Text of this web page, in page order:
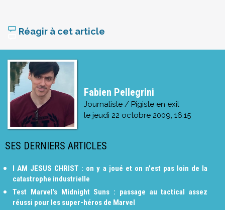
Réagir à cet article
Fabien Pellegrini
Journaliste / Pigiste en exil
le jeudi 22 octobre 2009, 16:15
SES DERNIERS ARTICLES
I AM JESUS CHRIST : on y a joué et on n'est pas loin de la
catastrophe industrielle
Test Marvel’s Midnight Suns : passage au tactical assez
réussi pour les super-héros de Marvel